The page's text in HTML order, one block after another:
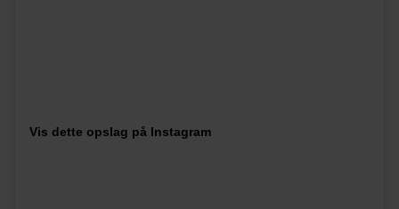
Vis dette opslag på Instagram